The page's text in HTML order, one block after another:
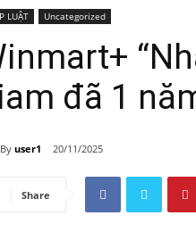
LUẬT Uncategorized
đã 1
By user1 20/11/2025
Share